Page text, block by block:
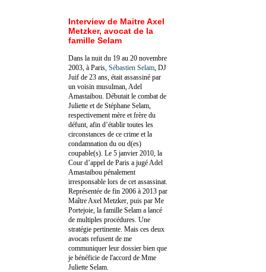
Interview de Maitre Axel
Metzker, avocat de la
famille Selam
Dans la nuit du 19 au 20 novembre
2003, à Paris, Sébastien Selam , DJ
Juif de 23 ans, était assassiné par
un voisin musulman, Adel
Amastaibou. Débutait le combat de
Juliette et de Stéphane Selam,
respectivement mère et frère du
défunt, afin d’établir toutes les
circonstances de ce crime et la
condamnation du ou d(es)
coupable(s). Le 5 janvier 2010, la
Cour d’appel de Paris a jugé Adel
Amastaibou pénalement
irresponsable lors de cet assassinat.
Représentée de fin 2006 à 2013 par
Maître Axel Metzker, puis par Me
Portejoie, la famille Selam a lancé
de multiples procédures. Une
stratégie pertinente. Mais ces deux
avocats refusent de me
communiquer leur dossier bien que
je bénéficie de l'accord de Mme
Juliette Selam.